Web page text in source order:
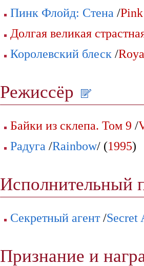
Пинк Флойд: Стена /
Долгая великая
Королевский блеск /
Режиссёр
Байки из склепа. Том 9 /
Радуга /Rainbow/ (1995)
Исполнительный
Секретный агент/Secret
Признание и